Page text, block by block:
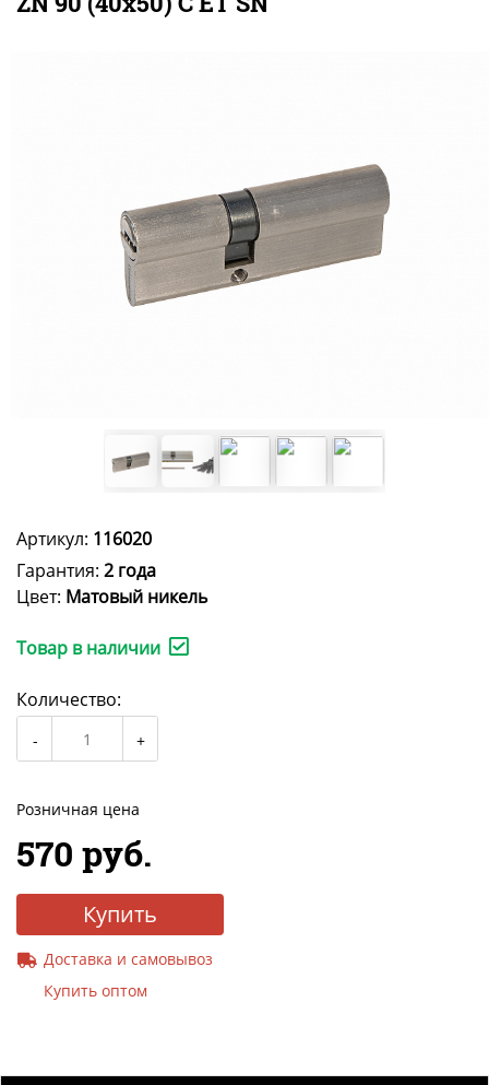
Артикул: 116020
Гарантия: 2 года
Цвет: Матовый никель
Товар в наличии
Количество:
Розничная цена
570 руб.
Купить
Доставка и самовывоз
Купить оптом